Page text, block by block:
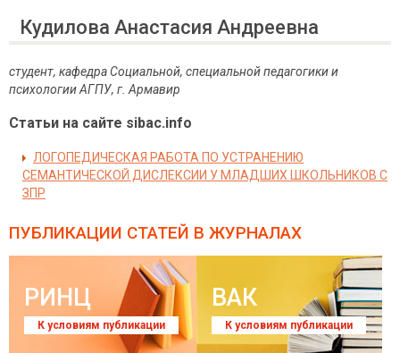
Кудилова Анастасия Андреевна
студент, кафедра Социальной, специальной педагогики и
психологии АГПУ, г. Армавир
Статьи на сайте sibac.info
ЛОГОПЕДИЧЕСКАЯ РАБОТА ПО УСТРАНЕНИЮ
СЕМАНТИЧЕСКОЙ ДИСЛЕКСИИ У МЛАДШИХ ШКОЛЬНИКОВ С
ЗПР
ПУБЛИКАЦИИ СТАТЕЙ В ЖУРНАЛАХ
РИНЦ
К условиям публикации
ВАК
К условиям публикации